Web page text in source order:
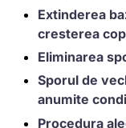
Extinderea
cresterea
Eliminarea
Sporul de
anumite
Procedura